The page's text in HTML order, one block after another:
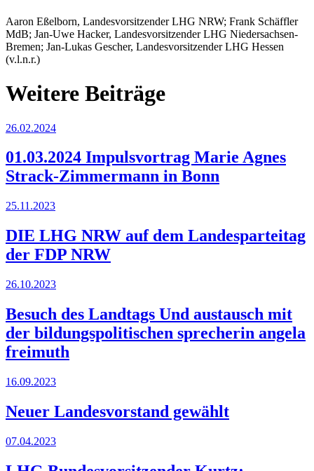
Aaron Eßelborn, Landesvorsitzender LHG NRW; Frank Schäffler
MdB; Jan-Uwe Hacker, Landesvorsitzender LHG Niedersachsen-
Bremen; Jan-Lukas Gescher, Landesvorsitzender LHG Hessen
(v.l.n.r.)
Weitere Beiträge
26.02.2024
01.03.2024 Impulsvortrag Marie Agnes
Strack-Zimmermann in Bonn
25.11.2023
DIE LHG NRW auf dem Landesparteitag
der FDP NRW
26.10.2023
Besuch des Landtags Und austausch mit
der bildungspolitischen sprecherin angela
freimuth
16.09.2023
Neuer Landesvorstand gewählt
07.04.2023